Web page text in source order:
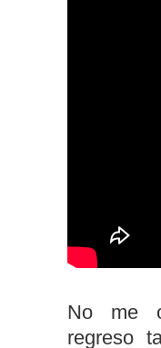
No me
regreso